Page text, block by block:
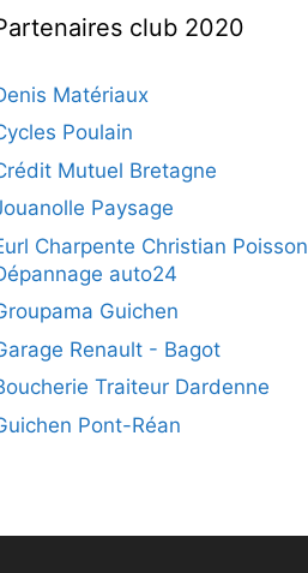
club 2020
Matériaux
Poulain
Mutuel Bretagne
Paysage
Charpente Christian Poisson
auto24
Guichen
Renault - Bagot
Traiteur Dardenne
Pont-Réan